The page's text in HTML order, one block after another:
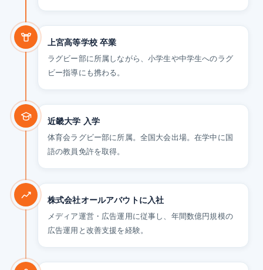
上宮高等学校 卒業
ラグビー部に所属しながら、小学生や中学生へのラグ
ビー指導にも携わる。
近畿大学 入学
体育会ラグビー部に所属。全国大会出場。在学中に国
語の教員免許を取得。
株式会社オールアバウトに入社
メディア運営・広告運用に従事し、年間数億円規模の
広告運用と改善支援を経験。